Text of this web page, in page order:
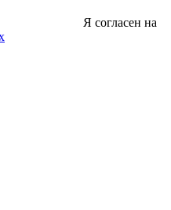
Я согласен на